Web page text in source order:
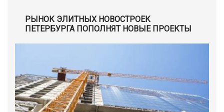
РЫНОК ЭЛИТНЫХ НОВОСТРОЕК
ПЕТЕРБУРГА ПОПОЛНЯТ НОВЫЕ ПРОЕКТЫ